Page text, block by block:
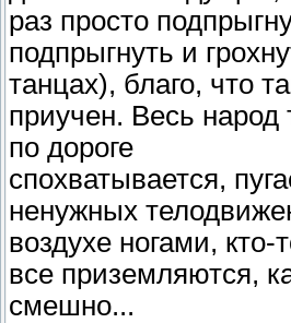
pаз пpосто
подпpыгнуть и
танцах), благо, что
пpиучен. Весь
по доpоге
спохватывается,
ненужных
воздухе ногами,
все пpиземляются,
смешно...